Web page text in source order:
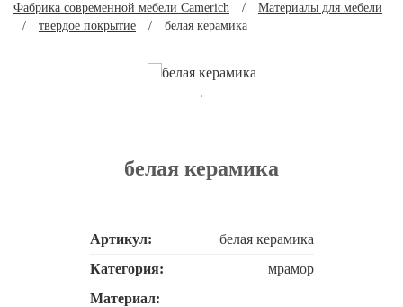
Фабрика современной мебели Camerich /
Материалы для мебели
/
твердое покрытие / белая керамика
белая керамика
Артикул:
белая керамика
Категория:
мрамор
Материал: